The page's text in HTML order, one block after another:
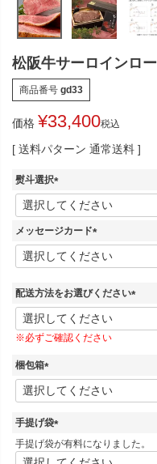
松阪牛サーロインロ
商品番号 gd33
価格 ¥33,400税込
送料パターン 通常送料
熨斗選択
(
必
須
メッセージカード
(
必
)
配送方法をお選びください
(
※必ずご確認ください
梱包箱
(
必
)
手提げ袋
(
必
手提げ袋が有料になりました。